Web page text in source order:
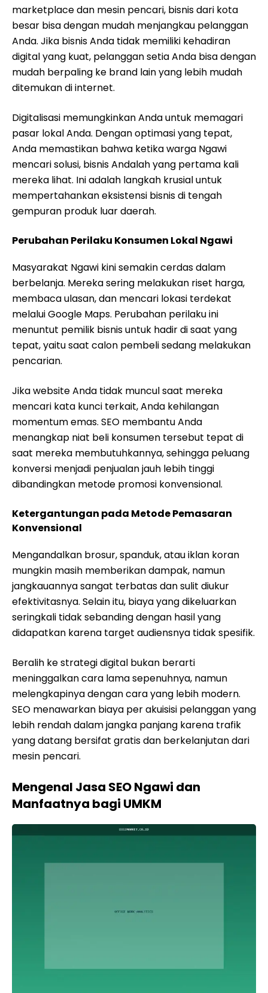
marketplace dan mesin pencari, bisnis dari kota
besar bisa dengan mudah menjangkau pelanggan
Anda. Jika bisnis Anda tidak memiliki kehadiran
digital yang kuat, pelanggan setia Anda bisa dengan
mudah berpaling ke brand lain yang lebih mudah
ditemukan di internet.
Digitalisasi memungkinkan Anda untuk memagari
pasar lokal Anda. Dengan optimasi yang tepat,
Anda memastikan bahwa ketika warga Ngawi
mencari solusi, bisnis Andalah yang pertama kali
mereka lihat. Ini adalah langkah krusial untuk
mempertahankan eksistensi bisnis di tengah
gempuran produk luar daerah.
Perubahan Perilaku Konsumen Lokal Ngawi
Masyarakat Ngawi kini semakin cerdas dalam
berbelanja. Mereka sering melakukan riset harga,
membaca ulasan, dan mencari lokasi terdekat
melalui Google Maps. Perubahan perilaku ini
menuntut pemilik bisnis untuk hadir di saat yang
tepat, yaitu saat calon pembeli sedang melakukan
pencarian.
Jika website Anda tidak muncul saat mereka
mencari kata kunci terkait, Anda kehilangan
momentum emas. SEO membantu Anda
menangkap niat beli konsumen tersebut tepat di
saat mereka membutuhkannya, sehingga peluang
konversi menjadi penjualan jauh lebih tinggi
dibandingkan metode promosi konvensional.
Ketergantungan pada Metode Pemasaran
Konvensional
Mengandalkan brosur, spanduk, atau iklan koran
mungkin masih memberikan dampak, namun
jangkauannya sangat terbatas dan sulit diukur
efektivitasnya. Selain itu, biaya yang dikeluarkan
seringkali tidak sebanding dengan hasil yang
didapatkan karena target audiensnya tidak spesifik.
Beralih ke strategi digital bukan berarti
meninggalkan cara lama sepenuhnya, namun
melengkapinya dengan cara yang lebih modern.
SEO menawarkan biaya per akuisisi pelanggan yang
lebih rendah dalam jangka panjang karena trafik
yang datang bersifat gratis dan berkelanjutan dari
mesin pencari.
Mengenal Jasa SEO Ngawi dan
Manfaatnya bagi UMKM